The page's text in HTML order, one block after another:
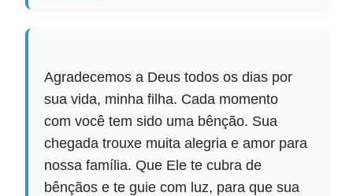
Agradecemos a Deus todos os dias por
sua vida, minha filha. Cada momento
com você tem sido uma bênção. Sua
chegada trouxe muita alegria e amor para
nossa família. Que Ele te cubra de
bênçãos e te guie com luz, para que sua